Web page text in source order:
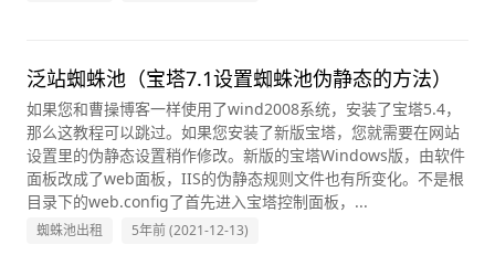
泛站蜘蛛池（宝塔7.1设置蜘蛛池伪静态的方法）
如果您和曹操博客一样使用了wind2008系统，安装了宝塔5.4，
那么这教程可以跳过。如果您安装了新版宝塔，您就需要在网站
设置里的伪静态设置稍作修改。新版的宝塔Windows版，由软件
面板改成了web面板，IIS的伪静态规则文件也有所变化。不是根
目录下的web.config了首先进入宝塔控制面板，...
蜘蛛池出租 5年前 (2021-12-13)